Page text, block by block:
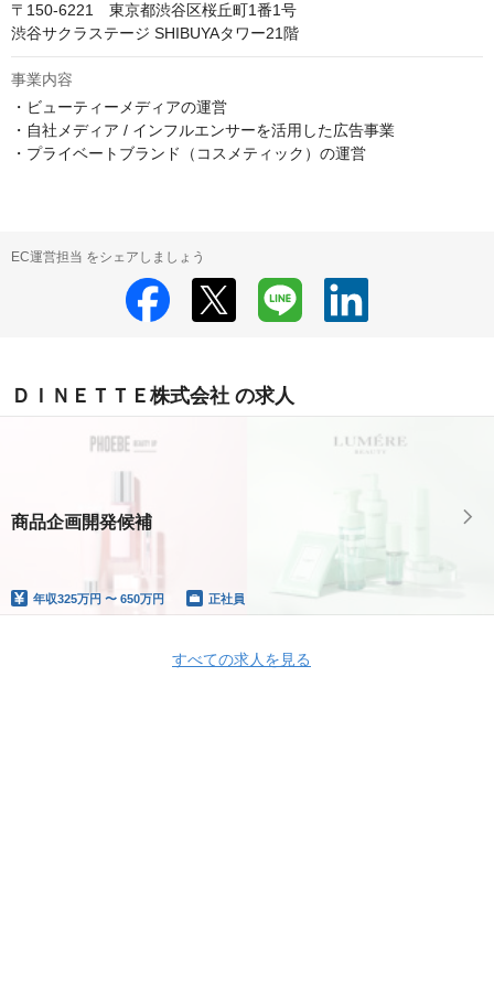
〒150-6221　東京都渋谷区桜丘町1番1号
渋谷サクラステージ SHIBUYAタワー21階
事業内容
・ビューティーメディアの運営
・自社メディア / インフルエンサーを活用した広告事業
・プライベートブランド（コスメティック）の運営
EC運営担当 をシェアしましょう
ＤＩＮＥＴＴＥ株式会社 の求人
商品企画開発候補
年収325万円 〜 650万円 正社員
すべての求人を見る